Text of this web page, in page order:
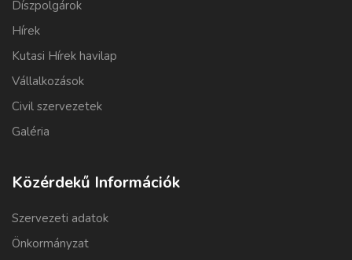
Díszpolgárok
Hírek
Kutasi Hírek havilap
Vállalkozások
Civil szervezetek
Galéria
Közérdekű Információk
Szervezeti adatok
Önkormányzat